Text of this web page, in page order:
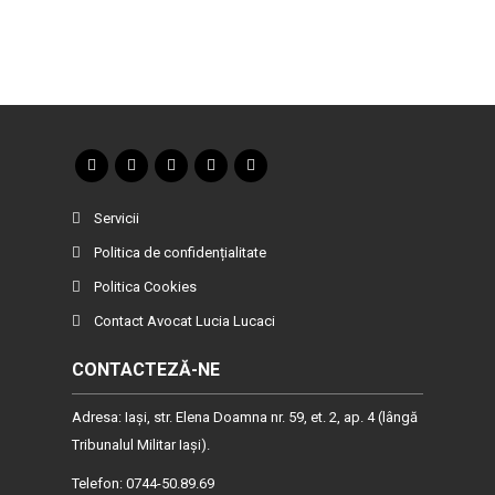
Servicii
Politica de confidențialitate
Politica Cookies
Contact Avocat Lucia Lucaci
CONTACTEZĂ-NE
Adresa: Iaşi, str. Elena Doamna nr. 59, et. 2, ap. 4 (lângă
Tribunalul Militar Iaşi).
Telefon: 0744-50.89.69